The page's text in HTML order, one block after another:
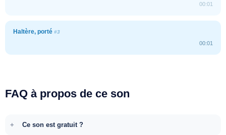
00:01
Haltère, porté #3
00:01
FAQ à propos de ce son
Ce son est gratuit ?